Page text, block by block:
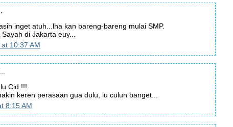
inget atuh...lha kan bareng-bareng mulai SMP.
di Jakarta euy...
10:37 AM
Cid !!!
keren perasaan gua dulu, lu culun banget...
8:15 AM